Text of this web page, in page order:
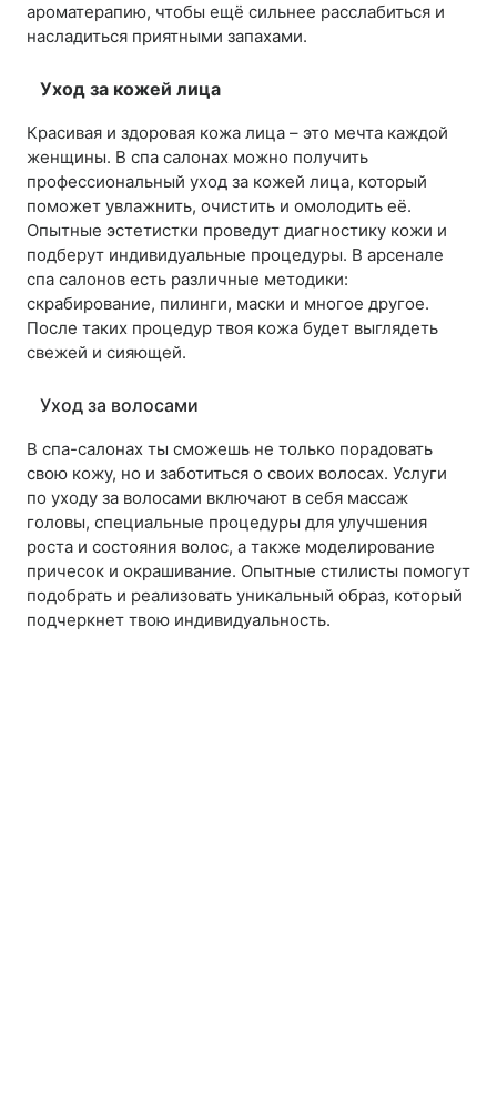
ароматерапию, чтобы ещё сильнее расслабиться и
насладиться приятными запахами.
Уход за кожей лица
Красивая и здоровая кожа лица – это мечта каждой
женщины. В спа салонах можно получить
профессиональный уход за кожей лица, который
поможет увлажнить, очистить и омолодить её.
Опытные эстетистки проведут диагностику кожи и
подберут индивидуальные процедуры. В арсенале
спа салонов есть различные методики:
скрабирование, пилинги, маски и многое другое.
После таких процедур твоя кожа будет выглядеть
свежей и сияющей.
Уход за волосами
В спа-салонах ты сможешь не только порадовать
свою кожу, но и заботиться о своих волосах. Услуги
по уходу за волосами включают в себя массаж
головы, специальные процедуры для улучшения
роста и состояния волос, а также моделирование
причесок и окрашивание. Опытные стилисты помогут
подобрать и реализовать уникальный образ, который
подчеркнет твою индивидуальность.